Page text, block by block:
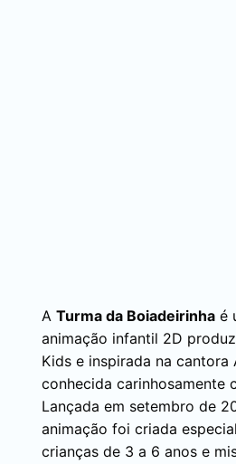
A Turma da Boiadeirinha é
animação infantil 2D
Kids e inspirada na
conhecida carinhosamente
Lançada em setembro de
animação foi criada
crianças de 3 a 6 anos e